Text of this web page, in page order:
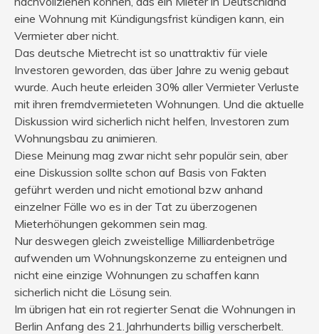
eine Wohnung mit Kündigungsfrist kündigen kann, ein
Vermieter aber nicht.
Das deutsche Mietrecht ist so unattraktiv für viele
Investoren geworden, das über Jahre zu wenig gebaut
wurde. Auch heute erleiden 30% aller Vermieter Verluste
mit ihren fremdvermieteten Wohnungen. Und die aktuelle
Diskussion wird sicherlich nicht helfen, Investoren zum
Wohnungsbau zu animieren.
Diese Meinung mag zwar nicht sehr populär sein, aber
eine Diskussion sollte schon auf Basis von Fakten
geführt werden und nicht emotional bzw anhand
einzelner Fälle wo es in der Tat zu überzogenen
Mieterhöhungen gekommen sein mag.
Nur deswegen gleich zweistellige Milliardenbeträge
aufwenden um Wohnungskonzerne zu enteignen und
nicht eine einzige Wohnungen zu schaffen kann
sicherlich nicht die Lösung sein.
Im übrigen hat ein rot regierter Senat die Wohnungen in
Berlin Anfang des 21.Jahrhunderts billig verscherbelt.